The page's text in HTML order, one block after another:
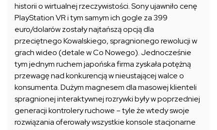
historii o wirtualnej rzeczywistości. Sony ujawniło cenę
PlayStation VR i tym samym ich gogle za 399
euro/dolarów zostały najtańszą opcją dla
przeciętnego Kowalskiego, spragnionego rewolucji w
grach wideo (detale w Co Nowego). Jednocześnie
tym jednym ruchem japońska firma zyskała potężną
przewagę nad konkurencją w nieustającej walce o
konsumenta. Dużym magnesem dla masowej klienteli
spragnionej interaktywnej rozrywki były w poprzedniej
generacji kontrolery ruchowe – tyle że wtedy swoje
rozwiązania oferowały wszystkie konsole stacjonarne